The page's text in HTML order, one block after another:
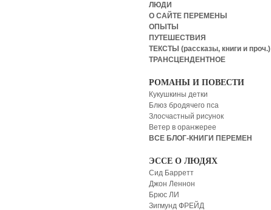
ЛЮДИ
О САЙТЕ ПЕРЕМЕНЫ
ОПЫТЫ
ПУТЕШЕСТВИЯ
ТЕКСТЫ (рассказы, книги и проч.)
ТРАНСЦЕНДЕНТНОЕ
РОМАНЫ И ПОВЕСТИ
Кукушкины детки
Блюз бродячего пса
Злосчастный рисунок
Ветер в оранжерее
ВСЕ БЛОГ-КНИГИ ПЕРЕМЕН
ЭССЕ О ЛЮДЯХ
Сид Барретт
Джон Леннон
Брюс ЛИ
Зигмунд ФРЕЙД